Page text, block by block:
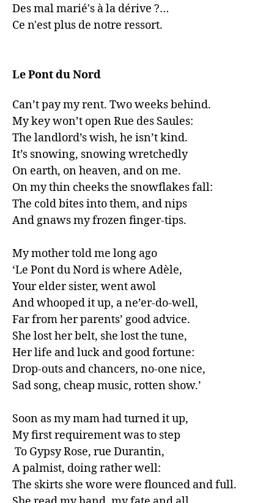
Des mal marié's à la dérive ?…
Ce n'est plus de notre ressort.
Le Pont du Nord
Can’t pay my rent. Two weeks behind.
My key won’t open Rue des Saules:
The landlord’s wish, he isn’t kind.
It’s snowing, snowing wretchedly
On earth, on heaven, and on me.
On my thin cheeks the snowflakes fall:
The cold bites into them, and nips
And gnaws my frozen finger-tips.
My mother told me long ago
‘Le Pont du Nord is where Adèle,
Your elder sister, went awol
And whooped it up, a ne’er-do-well,
Far from her parents’ good advice.
She lost her belt, she lost the tune,
Her life and luck and good fortune:
Drop-outs and chancers, no-one nice,
Sad song, cheap music, rotten show.’
Soon as my mam had turned it up,
My first requirement was to step
A palmist, doing rather well:
The skirts she wore were flounced and full.